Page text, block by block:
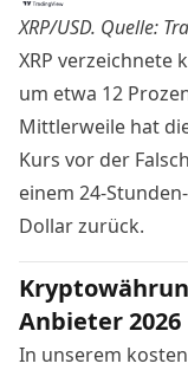
XRP/USD. Quelle:
XRP verzeichnete
um etwa 12
Mittlerweile hat
Kurs vor der
einem 24-
Dollar zurück.
Anbieter 2026
In unserem